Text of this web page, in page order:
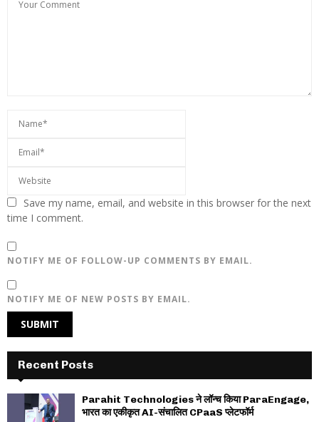
Save my name, email, and website in this browser for the next
time I comment.
NOTIFY ME OF FOLLOW-UP COMMENTS BY EMAIL.
NOTIFY ME OF NEW POSTS BY EMAIL.
Recent Posts
Parahit Technologies ने लॉन्च किया ParaEngage,
भारत का एकीकृत AI-संचालित CPaaS प्लेटफॉर्म